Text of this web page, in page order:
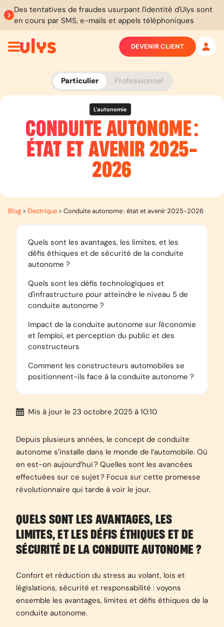
Des tentatives de fraudes usurpant l'identité d'Ulys sont
en cours par SMS, e-mails et appels téléphoniques
Particulier Professionnel
DEVENIR CLIENT
L'autonomie
CONDUITE AUTONOME :
ÉTAT ET AVENIR 2025-
2026
Blog > Électrique > Conduite autonome : état et avenir 2025-2026
Quels sont les avantages, les limites, et les
défis éthiques et de sécurité de la conduite
autonome ?
Quels sont les défis technologiques et
d'infrastructure pour atteindre le niveau 5 de
conduite autonome ?
Impact de la conduite autonome sur l'économie
et l'emploi, et perception du public et des
constructeurs
Comment les constructeurs automobiles se
positionnent-ils face à la conduite autonome ?
Mis à jour le 23 octobre 2025 à 10:10
Depuis plusieurs années, le concept de conduite
autonome s’installe dans le monde de l’automobile. Où
en est-on aujourd’hui ? Quelles sont les avancées
effectuées sur ce sujet ? Focus sur cette promesse
révolutionnaire qui tarde à voir le jour.
QUELS SONT LES AVANTAGES, LES
LIMITES, ET LES DÉFIS ÉTHIQUES ET DE
SÉCURITÉ DE LA CONDUITE AUTONOME ?
Confort et réduction du stress au volant, lois et
législations, sécurité et responsabilité : voyons
ensemble les avantages, limites et défis éthiques de la
conduite autonome.